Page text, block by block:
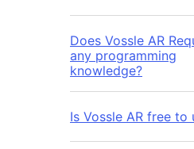
Does Vossle AR
any programming
knowledge?
Is Vossle AR free to